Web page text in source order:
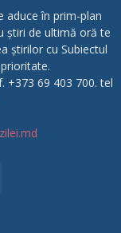
aduce în prim-plan
știri de ultimă oră te
știrilor cu Subiectul
+373 69 403 700. tel